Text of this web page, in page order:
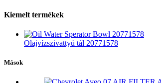
Kiemelt termékek
Olajvízszivattyú tál 20771578
Mások